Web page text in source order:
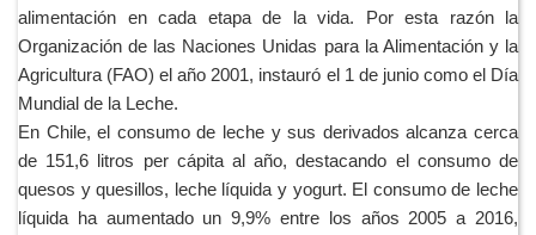
alimentación en cada etapa de la vida. Por esta razón la
Organización de las Naciones Unidas para la Alimentación y la
Agricultura (FAO) el año 2001, instauró el 1 de junio como el Día
Mundial de la Leche.
En Chile, el consumo de leche y sus derivados alcanza cerca
de 151,6 litros per cápita al año, destacando el consumo de
quesos y quesillos, leche líquida y yogurt. El consumo de leche
líquida ha aumentado un 9,9% entre los años 2005 a 2016,